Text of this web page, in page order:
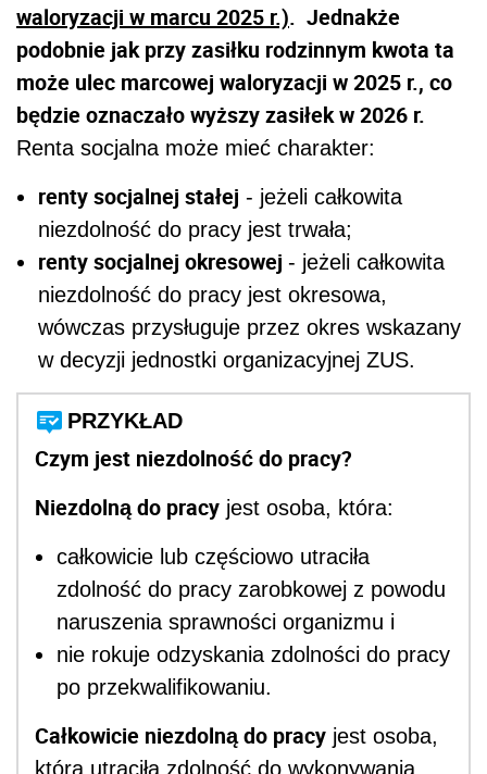
waloryzacji w marcu 2025 r.). Jednakże
podobnie jak przy zasiłku rodzinnym kwota ta
może ulec marcowej waloryzacji w 2025 r., co
będzie oznaczało wyższy zasiłek w 2026 r.
Renta socjalna może mieć charakter:
renty socjalnej stałej - jeżeli całkowita
niezdolność do pracy jest trwała;
renty socjalnej okresowej - jeżeli całkowita
niezdolność do pracy jest okresowa,
wówczas przysługuje przez okres wskazany
w decyzji jednostki organizacyjnej ZUS.
PRZYKŁAD
Czym jest niezdolność do pracy?
Niezdolną do pracy jest osoba, która:
całkowicie lub częściowo utraciła
zdolność do pracy zarobkowej z powodu
naruszenia sprawności organizmu i
nie rokuje odzyskania zdolności do pracy
po przekwalifikowaniu.
Całkowicie niezdolną do pracy jest osoba,
która utraciła zdolność do wykonywania